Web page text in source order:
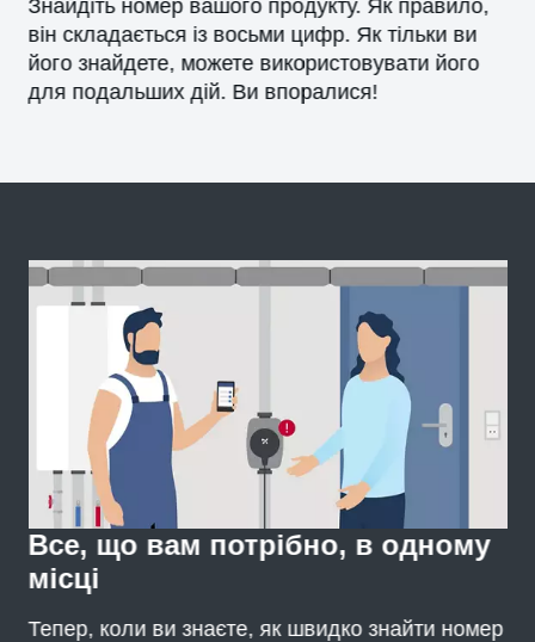
Знайдіть номер вашого продукту. Як правило,
він складається із восьми цифр. Як тільки ви
його знайдете, можете використовувати його
для подальших дій. Ви впоралися!
Все, що вам потрібно, в одному
місці
Тепер, коли ви знаєте, як швидко знайти номер